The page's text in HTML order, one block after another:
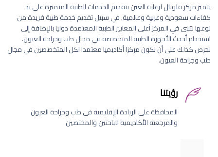
يتميز مركز قلوبال لرعاية العين بتقديم الخدمات الطبية المتميزة على يد
كفاءات سعودية وعربية وعالمية. في سبيل تقديم خدمة طبية فريدة من
نوعها نتبنى في المركز أعلى المعايير الطبية المعتمدة دوليا بالإضافة إلى
استخدام أحدث الأجهزة الطبية المتخصصة في مجال طب وجراحة العيون.
نحرص كذلك على أن نكون مركزا أكاديميا معتمدا لكل المتخصصين في مجال
طب وجراحة العيون.
رؤيتنا
المحافظة على الريادة الإقليمية في طب وجراحة العيون
والمرجعية الأكاديمية للباحثين والمختصين